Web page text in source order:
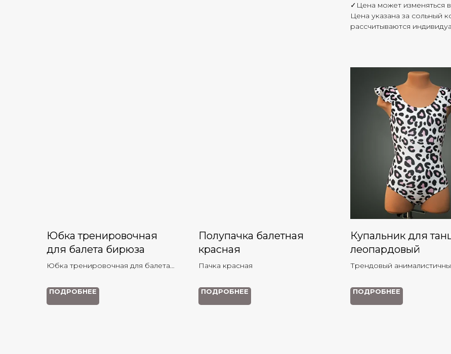
✓Цена может изменяться
Цена указана за сольный
рассчитываются
Юбка тренировочная
для балета бирюза
Юбка тренировочная для балета
ПОДРОБНЕЕ
Полупачка балетная
красная
Пачка красная
ПОДРОБНЕЕ
Купальник для
леопардовый
Трендовый
ПОДРОБНЕЕ